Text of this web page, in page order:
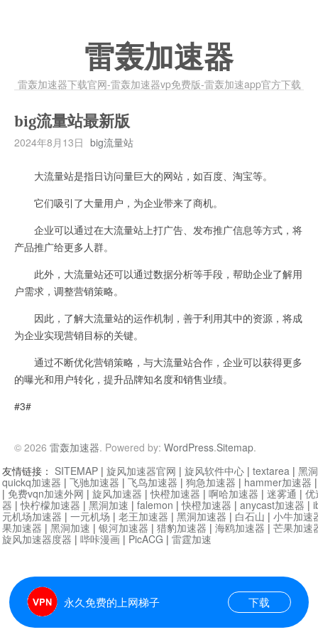
雷轰加速器
雷轰加速器下载官网-雷轰加速器vp免费版-雷轰加速app官方下载
big流量站最新版
2024年8月13日 big流量站
大流量站是指日访问量巨大的网站，如百度、淘宝等。
它们吸引了大量用户，为企业带来了商机。
企业可以通过在大流量站上打广告、发布推广信息等方式，将
产品推广给更多人群。
此外，大流量站还可以通过数据分析等手段，帮助企业了解用
户需求，调整营销策略。
因此，了解大流量站的运作机制，善于利用其中的资源，将成
为企业实现营销目标的关键。
通过不断优化营销策略，与大流量站合作，企业可以获得更多
的曝光和用户转化，提升品牌知名度和销售业绩。
#3#
© 2026 雷轰加速器. Powered by: WordPress.Sitemap.
永久免费的上网梯子 下载
友情链接： SITEMAP | 旋风加速器官网 | 旋风软件中心 | textarea | 黑
quickq加速器 | 飞驰加速器 | 飞鸟加速器 | 狗急加速器 | hammer加速器
| 免费vqn加速外网 | 旋风加速器 |快橙加速器 | 啊哈加速器 | 迷雾通 | 优
器 |快柠檬加速器 | 黑洞加速 | falemon |快橙加速器 | anycast加速器 |
元机场加速器 | 一元机场 | 老王加速器 | 黑洞加速器 | 白石山 | 小牛加速
果加速器 | 黑洞加速 | 银河加速器 | 猎豹加速器 | 海鸥加速器 | 芒果加速
旋风加速器度器 | 哔咔漫画 | PicACG | 雷霆加速